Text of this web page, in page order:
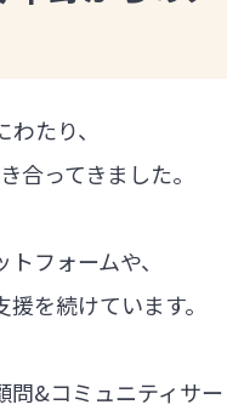
たり、
ってきました。
フォームや、
を続けています。
&コミュニティサ